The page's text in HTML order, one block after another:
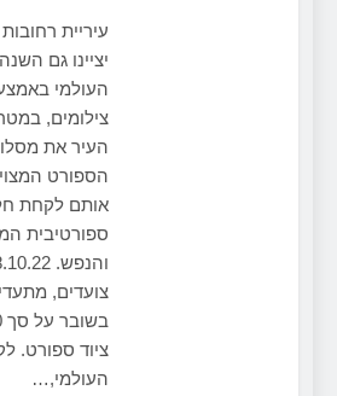
עיריית
יציינו גם
העולמי
צילומים,
העיר את
הספורט
אותם לקחת
ספורטיבית
צועדים,
ציוד ספורט.
העולמי,…